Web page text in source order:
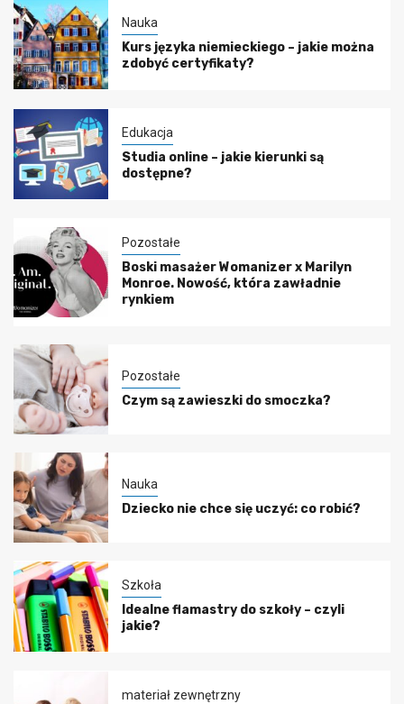
Nauka
Kurs języka niemieckiego – jakie można
zdobyć certyfikaty?
Edukacja
Studia online – jakie kierunki są
dostępne?
Pozostałe
Boski masażer Womanizer x Marilyn
Monroe. Nowość, która zawładnie
rynkiem
Pozostałe
Czym są zawieszki do smoczka?
Nauka
Dziecko nie chce się uczyć: co robić?
Szkoła
Idealne flamastry do szkoły – czyli
jakie?
materiał zewnętrzny